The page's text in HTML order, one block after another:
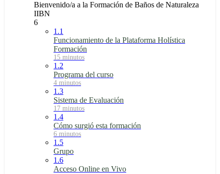
Bienvenido/a a la Formación de Baños de Naturaleza
IIBN
6
1.1
Funcionamiento de la Plataforma Holística
Formación
15 minutos
1.2
Programa del curso
4 minutos
1.3
Sistema de Evaluación
17 minutos
1.4
Cómo surgió esta formación
6 minutos
1.5
Grupo
1.6
Acceso Online en Vivo